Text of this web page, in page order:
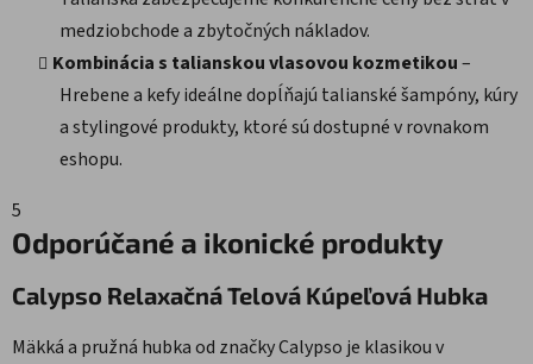
medziobchode a zbytočných nákladov.
Kombinácia s talianskou vlasovou kozmetikou–
Hrebene a kefy ideálne dopĺňajú talianské šampóny, kúry
a stylingové produkty, ktoré sú dostupné v rovnakom
eshopu.
5
Odporúčané a ikonické produkty
Calypso Relaxačná Telová Kúpeľová Hubka
Mäkká a pružná hubka od značky Calypso je klasikou v